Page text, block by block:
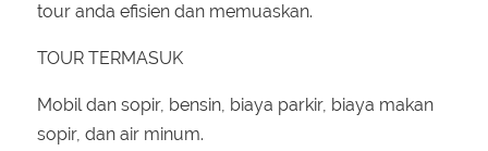
tour anda efisien dan memuaskan.
TOUR TERMASUK
Mobil dan sopir, bensin, biaya parkir, biaya makan
sopir, dan air minum.